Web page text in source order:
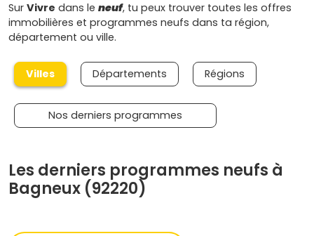
Sur Vivre dans le neuf, tu peux trouver toutes les offres
immobilières et programmes neufs dans ta région,
département ou ville.
Villes Départements Régions
Nos derniers programmes
Les derniers programmes neufs à
Bagneux (92220)